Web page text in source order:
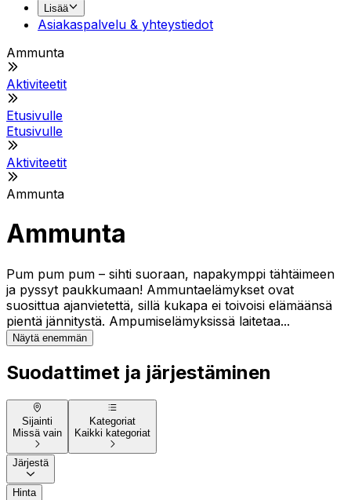
Lisää
Asiakaspalvelu & yhteystiedot
Ammunta
Aktiviteetit
Etusivulle
Etusivulle
Aktiviteetit
Ammunta
Ammunta
Pum pum pum – sihti suoraan, napakymppi tähtäimeen
ja pyssyt paukkumaan! Ammuntaelämykset ovat
suosittua ajanvietettä, sillä kukapa ei toivoisi elämäänsä
pientä jännitystä. Ampumiselämyksissä laitetaa...
Näytä enemmän
Suodattimet ja järjestäminen
Sijainti
Missä vain
Kategoriat
Kaikki kategoriat
Järjestä
Hinta